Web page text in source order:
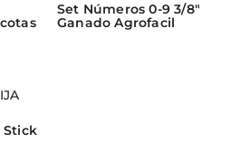
Set Números 0-9 3/8″
Ganado Agrofacil
Stick